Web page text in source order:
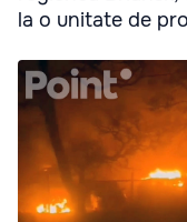
la o unitate de